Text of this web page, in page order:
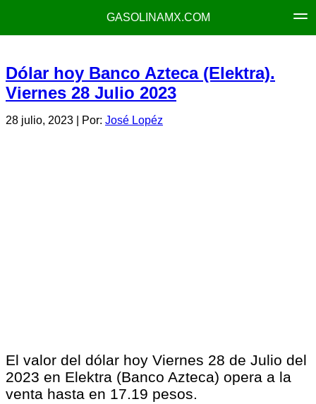
GASOLINAMX.COM
Dólar hoy Banco Azteca (Elektra).
Viernes 28 Julio 2023
28 julio, 2023 | Por: José Lopéz
El valor del dólar hoy Viernes 28 de Julio del
2023 en Elektra (Banco Azteca) opera a la
venta hasta en 17.19 pesos.